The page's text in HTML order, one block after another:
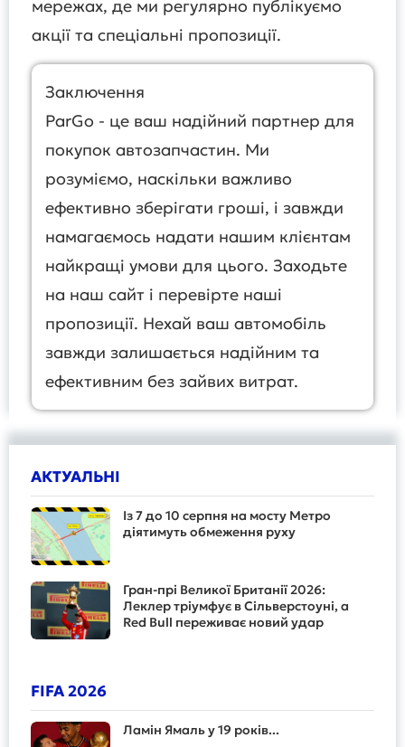
мережах, де ми регулярно публікуємо
акції та спеціальні пропозиції.
Заключення
ParGo - це ваш надійний партнер для
покупок автозапчастин. Ми
розуміємо, наскільки важливо
ефективно зберігати гроші, і завжди
намагаємось надати нашим клієнтам
найкращі умови для цього. Заходьте
на наш сайт і перевірте наші
пропозиції. Нехай ваш автомобіль
завжди залишається надійним та
ефективним без зайвих витрат.
АКТУАЛЬНІ
Із 7 до 10 серпня на мосту Метро
діятимуть обмеження руху
Гран-прі Великої Британії 2026:
Леклер тріумфує в Сільверстоуні, а
Red Bull переживає новий удар
FIFA 2026
Ламін Ямаль у 19 років...